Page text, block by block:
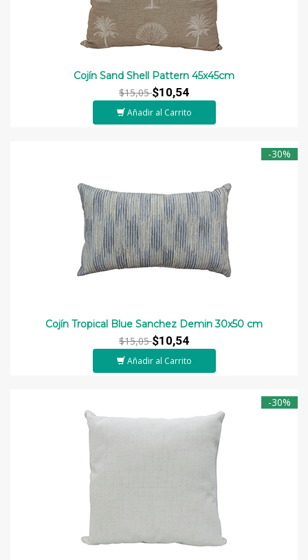
Cojín Sand Shell Pattern 45x45cm
$15,05$10,54
Añadir al Carrito
-30%
Cojín Tropical Blue Sanchez Demin 30x50 cm
$15,05$10,54
Añadir al Carrito
-30%